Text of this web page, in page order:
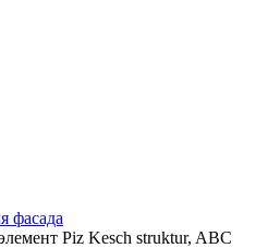
фасада
Piz Kesch struktur, ABC